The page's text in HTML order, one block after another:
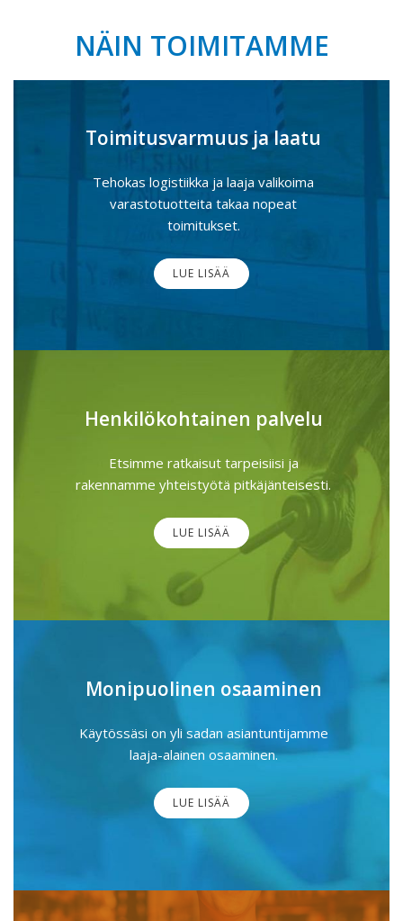
NÄIN TOIMITAMME
Toimitusvarmuus ja laatu
Tehokas logistiikka ja laaja valikoima
varastotuotteita takaa nopeat
toimitukset.
LUE LISÄÄ
Henkilökohtainen palvelu
Etsimme ratkaisut tarpeisiisi ja
rakennamme yhteistyötä pitkäjänteisesti.
LUE LISÄÄ
Monipuolinen osaaminen
Käytössäsi on yli sadan asiantuntijamme
laaja-alainen osaaminen.
LUE LISÄÄ